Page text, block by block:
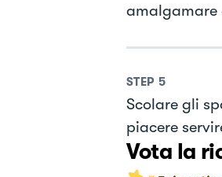
amalgamare
STEP 5
Scolare gli
piacere
Vota la